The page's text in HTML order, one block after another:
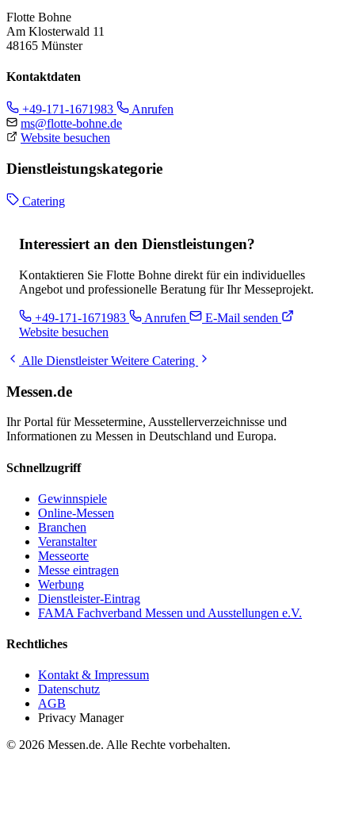
Flotte Bohne
Am Klosterwald 11
48165 Münster
Kontaktdaten
+49-171-1671983
Anrufen
ms@flotte-bohne.de
Website besuchen
Dienstleistungskategorie
Catering
Interessiert an den Dienstleistungen?
Kontaktieren Sie Flotte Bohne direkt für ein individuelles
Angebot und professionelle Beratung für Ihr Messeprojekt.
+49-171-1671983 Anrufen
E-Mail senden
Website besuchen
Alle DienstleisterWeitere Catering
Messen.de
Ihr Portal für Messetermine, Ausstellerverzeichnisse und
Informationen zu Messen in Deutschland und Europa.
Schnellzugriff
Gewinnspiele
Online-Messen
Branchen
Veranstalter
Messeorte
Messe eintragen
Werbung
Dienstleister-Eintrag
FAMA Fachverband Messen und Ausstellungen e.V.
Rechtliches
Kontakt & Impressum
Datenschutz
AGB
Privacy Manager
© 2026 Messen.de. Alle Rechte vorbehalten.